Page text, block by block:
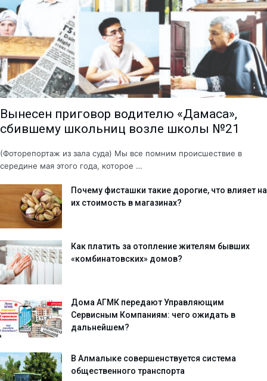
Вынесен приговор водителю «Дамаса»,
сбившему школьниц возле школы №21
(Фоторепортаж из зала суда) Мы все помним происшествие в
середине мая этого года, которое …
Почему фисташки такие дорогие, что влияет на
их стоимость в магазинах?
Как платить за отопление жителям бывших
«комбинатовских» домов?
Дома АГМК передают Управляющим
Сервисным Компаниям: чего ожидать в
дальнейшем?
В Алмалыке совершенствуется система
общественного транспорта